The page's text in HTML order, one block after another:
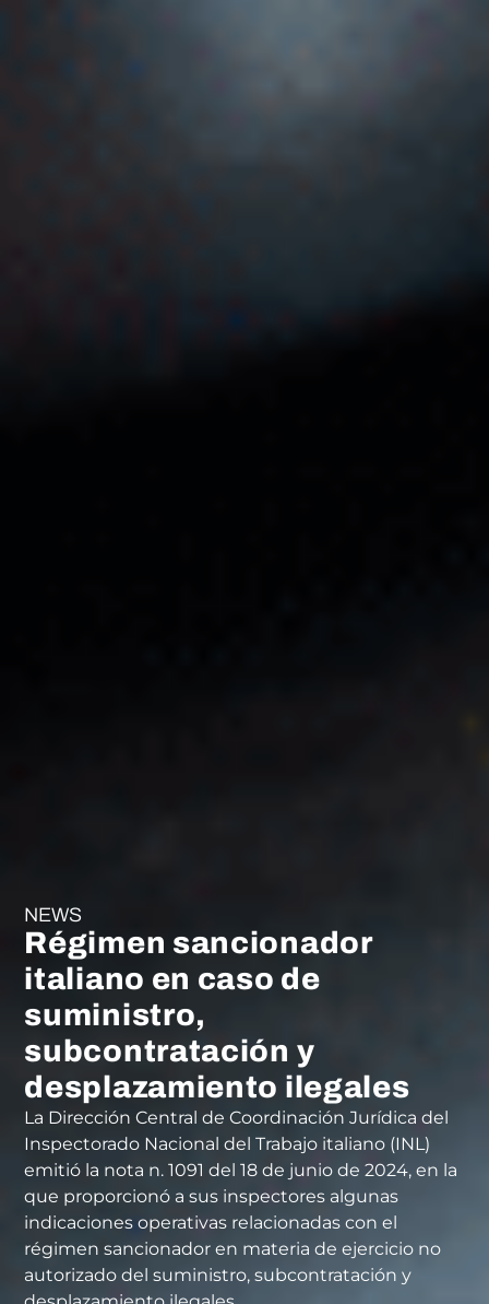
NEWS
Régimen sancionador
italiano en caso de
suministro,
subcontratación y
desplazamiento ilegales
La Dirección Central de Coordinación Jurídica del
Inspectorado Nacional del Trabajo italiano (INL)
emitió la nota n. 1091 del 18 de junio de 2024, en la
que proporcionó a sus inspectores algunas
indicaciones operativas relacionadas con el
régimen sancionador en materia de ejercicio no
autorizado del suministro, subcontratación y